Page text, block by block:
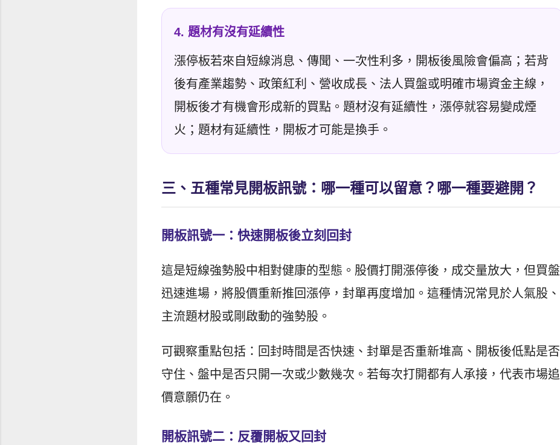
4. 題材有沒有延續性
漲停板若來自短線消息、傳聞、一次性利多，開板後風險會偏高；若背
後有產業趨勢、政策紅利、營收成長、法人買盤或明確市場資金主線，
開板後才有機會形成新的買點。題材沒有延續性，漲停就容易變成煙
火；題材有延續性，開板才可能是換手。
三、五種常見開板訊號：哪一種可以留意？哪一種要避開？
開板訊號一：快速開板後立刻回封
這是短線強勢股中相對健康的型態。股價打開漲停後，成交量放大，但買盤
迅速進場，將股價重新推回漲停，封單再度增加。這種情況常見於人氣股、
主流題材股或剛啟動的強勢股。
可觀察重點包括：回封時間是否快速、封單是否重新堆高、開板後低點是否
守住、盤中是否只開一次或少數幾次。若每次打開都有人承接，代表市場追
價意願仍在。
開板訊號二：反覆開板又回封